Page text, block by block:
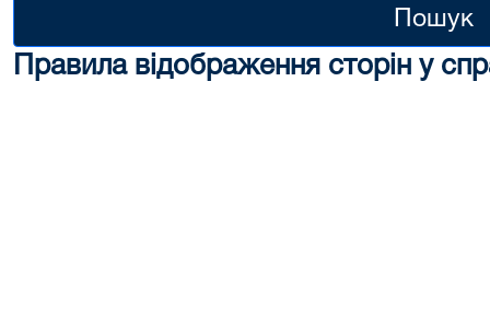
Пошук
Правила відображення сторін у